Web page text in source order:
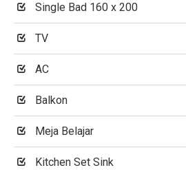
Single Bad 160 x 200
TV
AC
Balkon
Meja Belajar
Kitchen Set Sink